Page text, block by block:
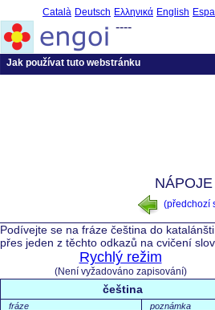
Català Deutsch Ελληνικά English
----
Jak používat tuto webstránku
(předchozí
Podívejte se na fráze čeština do
přes jeden z těchto odkazů na cvičení
Rychlý režim
(Není vyžadováno zapisování)
čeština
fráze poznámka